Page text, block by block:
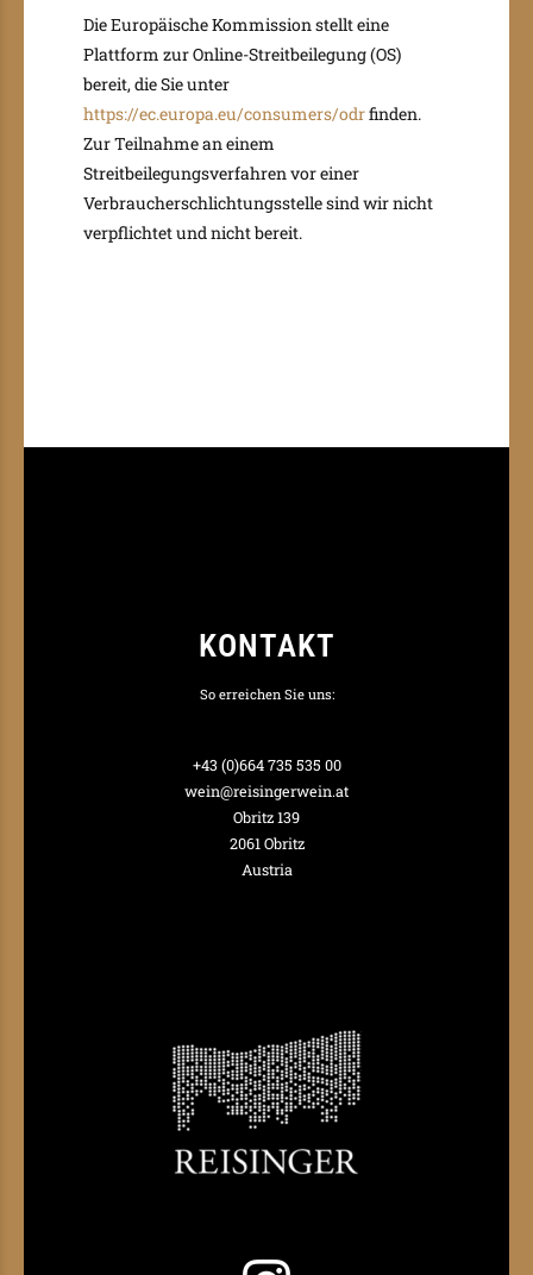
Die Europäische Kommission stellt eine
Plattform zur Online-Streitbeilegung (OS)
bereit, die Sie unter
https://ec.europa.eu/consumers/odrfinden.
Zur Teilnahme an einem
Streitbeilegungsverfahren vor einer
Verbraucherschlichtungsstelle sind wir nicht
verpflichtet und nicht bereit.
KONTAKT
So erreichen Sie uns:
+43 (0)664 735 535 00
wein@reisingerwein.at
Obritz 139
2061 Obritz
Austria